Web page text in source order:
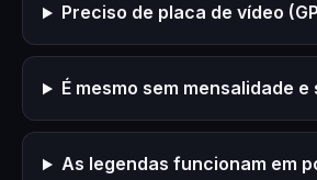
Preciso de placa de vídeo
É mesmo sem mensalidade e
As legendas funcionam em